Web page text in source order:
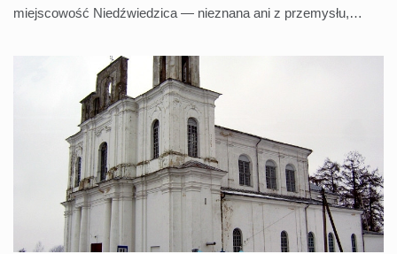
miejscowość Niedźwiedzica — nieznana ani z przemysłu,…